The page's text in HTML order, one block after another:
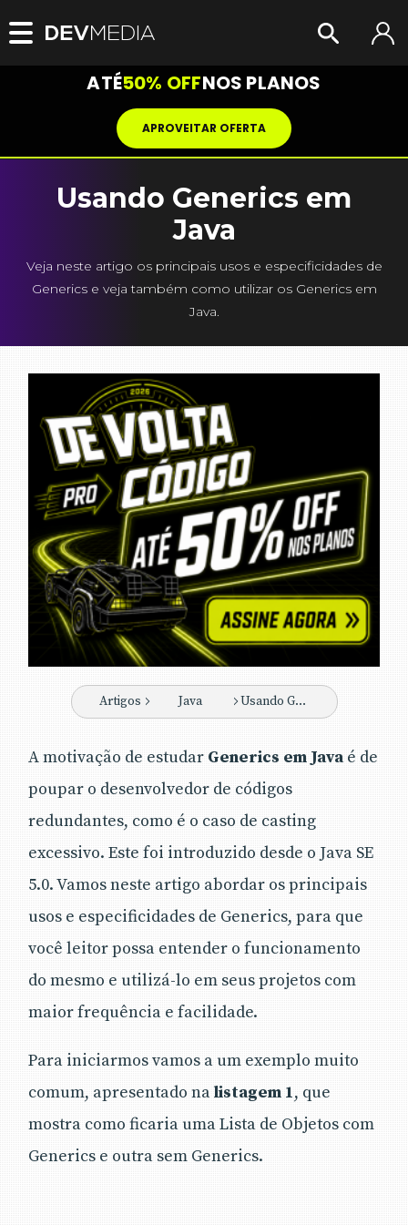
ATÉ50% OFFNOS PLANOS
APROVEITAR OFERTA
Usando Generics em
Java
Veja neste artigo os principais usos e especificidades de
Generics e veja também como utilizar os Generics em
Java.
Artigos Java Usando Generics em Java
A motivação de estudar Generics em Java é de
poupar o desenvolvedor de códigos
redundantes, como é o caso de casting
excessivo. Este foi introduzido desde o Java SE
5.0. Vamos neste artigo abordar os principais
usos e especificidades de Generics, para que
você leitor possa entender o funcionamento
do mesmo e utilizá-lo em seus projetos com
maior frequência e facilidade.
Para iniciarmos vamos a um exemplo muito
comum, apresentado nalistagem 1, que
mostra como ficaria uma Lista de Objetos com
Generics e outra sem Generics.